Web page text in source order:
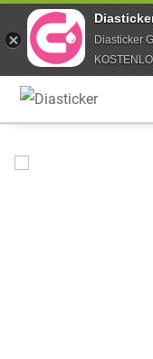
Diasticker